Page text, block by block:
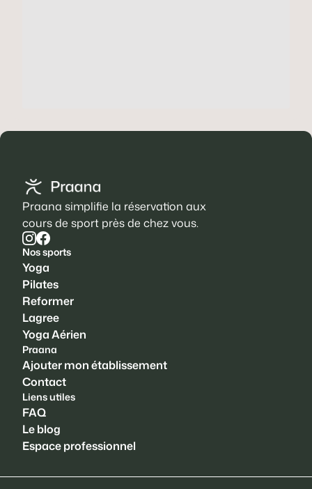
Praana simplifie la réservation aux
cours de sport près de chez vous.
Nos sports
Yoga
Pilates
Reformer
Lagree
Yoga Aérien
Praana
Ajouter mon établissement
Contact
Liens utiles
FAQ
Le blog
Espace professionnel